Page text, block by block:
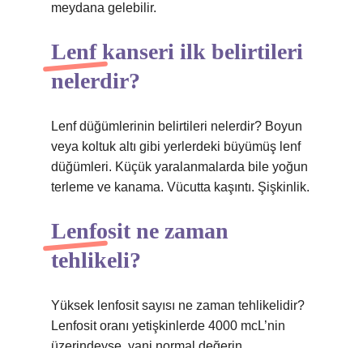
meydana gelebilir.
Lenf kanseri ilk belirtileri
nelerdir?
Lenf düğümlerinin belirtileri nelerdir? Boyun
veya koltuk altı gibi yerlerdeki büyümüş lenf
düğümleri. Küçük yaralanmalarda bile yoğun
terleme ve kanama. Vücutta kaşıntı. Şişkinlik.
Lenfosit ne zaman
tehlikeli?
Yüksek lenfosit sayısı ne zaman tehlikelidir?
Lenfosit oranı yetişkinlerde 4000 mcL’nin